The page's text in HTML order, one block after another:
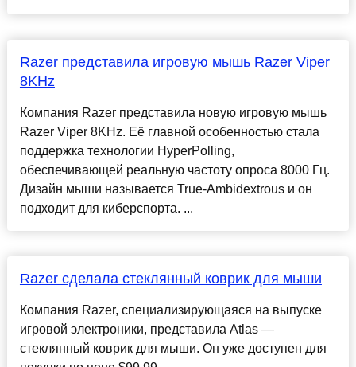
Razer представила игровую мышь Razer Viper
8KHz
Компания Razer представила новую игровую мышь
Razer Viper 8KHz. Её главной особенностью стала
поддержка технологии HyperPolling,
обеспечивающей реальную частоту опроса 8000 Гц.
Дизайн мыши называется True-Ambidextrous и он
подходит для киберспорта. ...
Razer сделала стеклянный коврик для мыши
Компания Razer, специализирующаяся на выпуске
игровой электроники, представила Atlas —
стеклянный коврик для мыши. Он уже доступен для